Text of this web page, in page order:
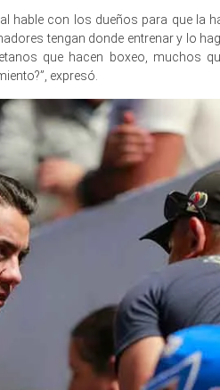
hable con los dueños para que la
tengan donde entrenar y lo
que hacen boxeo, muchos
expresó.